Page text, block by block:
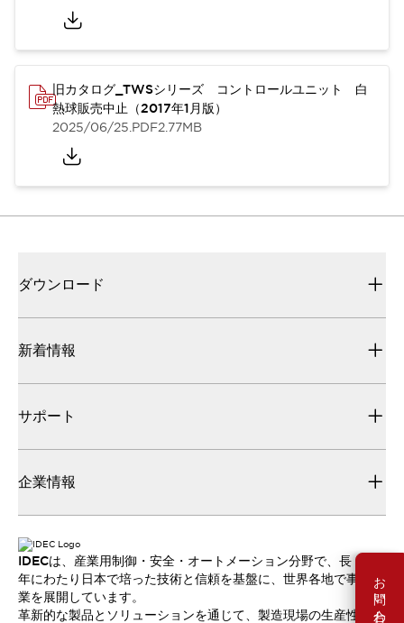
お問い合わせ
旧カタログ_TWSシリーズ コントロールユニット 白
熱球販売中止（2017年1月版）
2025/06/25.PDF2.77MB
ダウンロード
新着情報
サポート
企業情報
IDECは、産業用制御・安全・オートメーション分野で、長
年にわたり日本で培った技術と信頼を基盤に、世界各地で事
業を展開しています。
革新的な製品とソリューションを通じて、製造現場の生産性